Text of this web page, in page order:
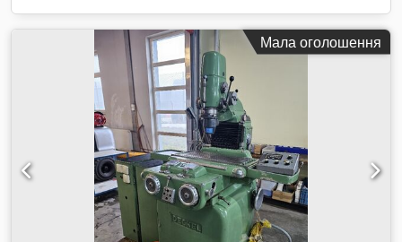
Мала оголошення